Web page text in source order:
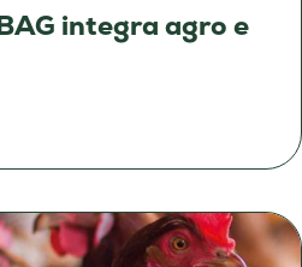
integra agro e